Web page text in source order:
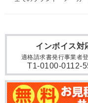
インボイス対
適格請求書発行事業者
T1-0100-0112-